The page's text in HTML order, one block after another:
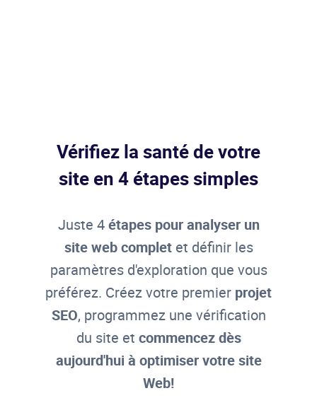
Vérifiez la santé de votre
site en 4 étapes simples
Juste 4étapes pour analyser un
site web completet définir les
paramètres d'exploration que vous
préférez. Créez votre premier projet
SEO, programmez une vérification
du site et commencez dès
aujourd'hui à optimiser votre site
Web!